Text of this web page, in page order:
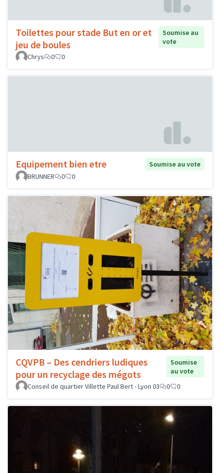
Toilettes pour stade But en or et
jeu de boules
Soumise au
vote
Chrys
0 0
Equipement bien etre
Soumise au vote
BRUNNER
0 0
CQVPB – Des cendriers ludiques
pour un recyclage des mégots
Soumise
au vote
Conseil de quartier Villette Paul Bert - Lyon 03
0 0